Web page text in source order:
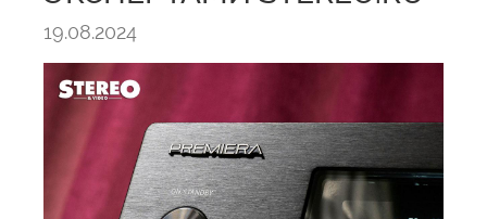
19.08.2024